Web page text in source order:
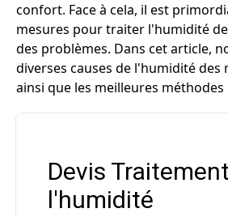
confort. Face à cela, il est
mesures pour traiter l'humidité
des problèmes. Dans cet article,
diverses causes de l'humidité des
ainsi que les meilleures
Devis
l'humidité